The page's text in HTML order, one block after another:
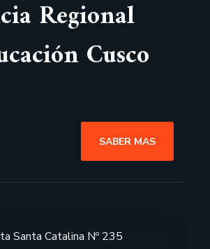
Regional
Cusco
SABER MAS
Santa Catalina Nº 235